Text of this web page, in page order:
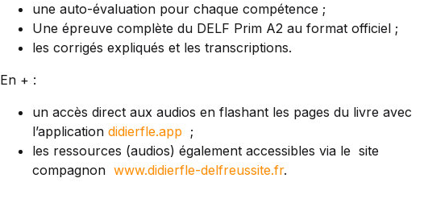
une auto-évaluation pour chaque compétence ;
Une épreuve complète du DELF Prim A2 au format officiel ;
les corrigés expliqués et les transcriptions.
En + :
un accès direct aux audios en flashant les pages du livre avec
l’applicationdidierfle.app ;
les ressources (audios) également accessibles via le site
compagnonwww.didierfle-delfreussite.fr.